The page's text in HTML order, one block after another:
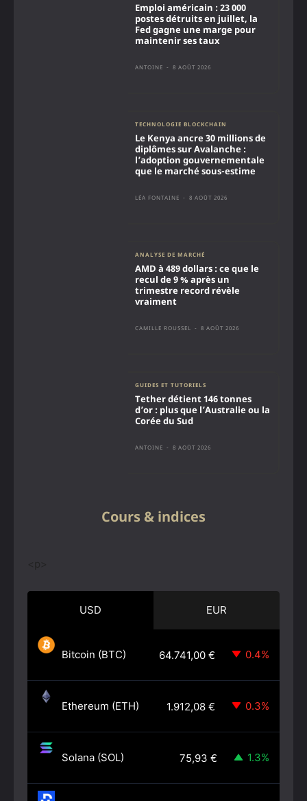
Emploi américain : 23 000
postes détruits en juillet, la
Fed gagne une marge pour
maintenir ses taux
ANTOINE - 8 AOÛT 2026
TECHNOLOGIE BLOCKCHAIN
Le Kenya ancre 30 millions de
diplômes sur Avalanche :
l’adoption gouvernementale
que le marché sous-estime
LÉA FONTAINE - 8 AOÛT 2026
ANALYSE DE MARCHÉ
AMD à 489 dollars : ce que le
recul de 9 % après un
trimestre record révèle
vraiment
CAMILLE ROUSSEL - 8 AOÛT 2026
GUIDES ET TUTORIELS
Tether détient 146 tonnes
d’or : plus que l’Australie ou la
Corée du Sud
ANTOINE - 8 AOÛT 2026
Cours & indices
USD EUR
Bitcoin (BTC) 64.741,00 € 0.4%
Ethereum (ETH) 1.912,08 € 0.3%
Solana (SOL) 75,93 € 1.3%